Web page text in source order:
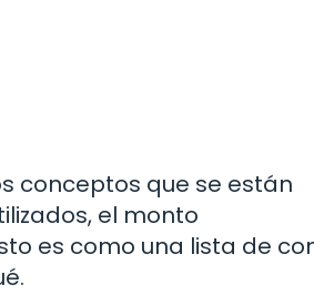
conceptos que se están
el monto
es como una lista de